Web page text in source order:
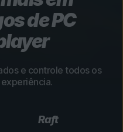
de PC
e controle todos os
Raft